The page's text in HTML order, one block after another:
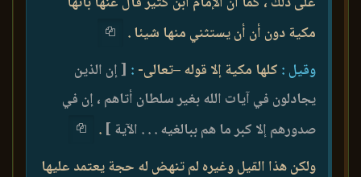
مكية دون أن أن يستثني منها شيئا .
وقيل : كلها مكية إلا قوله –تعالى- : [ إن الذين
يجادلون في آيات الله بغير سلطان أتاهم ، إن في
صدورهم إلا كبر ما هم ببالغيه . . . الآية ] .
ولكن هذا القيل وغيره لم تنهض له حجة يعتمد عليها